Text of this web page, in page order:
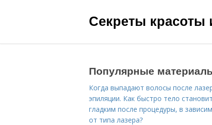
Секреты красоты
Популярные
Когда выпадают волосы после
эпиляции. Как быстро тело
гладким после процедуры, в
от типа лазера?